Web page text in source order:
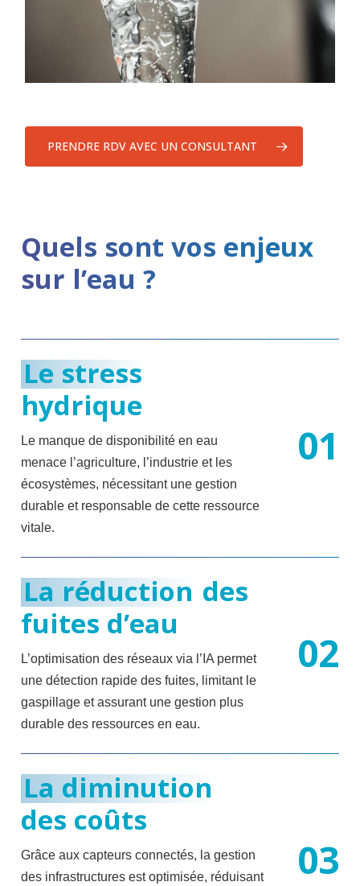
PRENDRE RDV AVEC UN CONSULTANT
Quels sont vos enjeux
sur l’eau ?
Le stress
hydrique
Le manque de disponibilité en eau
menace l’agriculture, l’industrie et les
écosystèmes, nécessitant une gestion
durable et responsable de cette ressource
vitale.
01
La réduction des
fuites d’eau
L’optimisation des réseaux via l’IA permet
une détection rapide des fuites, limitant le
gaspillage et assurant une gestion plus
durable des ressources en eau.
02
La diminution
des coûts
Grâce aux capteurs connectés, la gestion
des infrastructures est optimisée, réduisant
03